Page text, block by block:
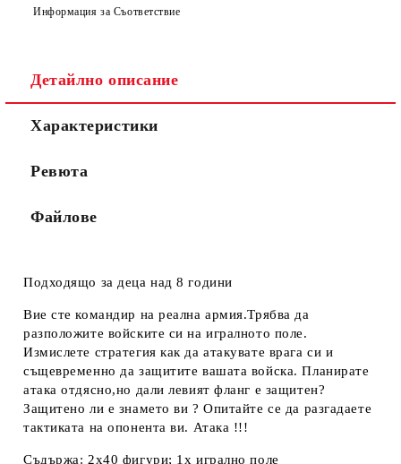
Информация за Съответствие
Детайлно описание
Характеристики
Ревюта
Файлове
Подходящо за деца над 8 години
Вие сте командир на реална армия.Трябва да
разположите войските си на игралното поле.
Измислете стратегия как да атакувате врага си и
същевременно да защитите вашата войска. Планирате
атака отдясно,но дали левият фланг е защитен?
Защитено ли е знамето ви ? Опитайте се да разгадаете
тактиката на опонента ви. Атака !!!
Съдържа: 2x40 фигури; 1x игрално поле